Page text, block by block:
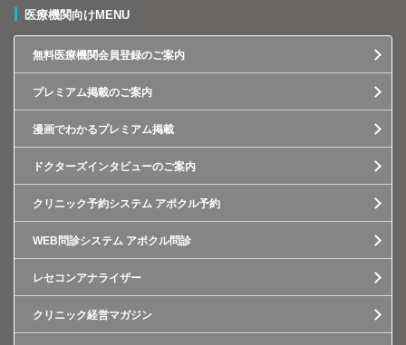
医療機関向けMENU
無料医療機関会員登録のご案内
プレミアム掲載のご案内
漫画でわかるプレミアム掲載
ドクターズインタビューのご案内
クリニック予約システム アポクル予約
WEB問診システム アポクル問診
レセコンアナライザー
クリニック経営マガジン